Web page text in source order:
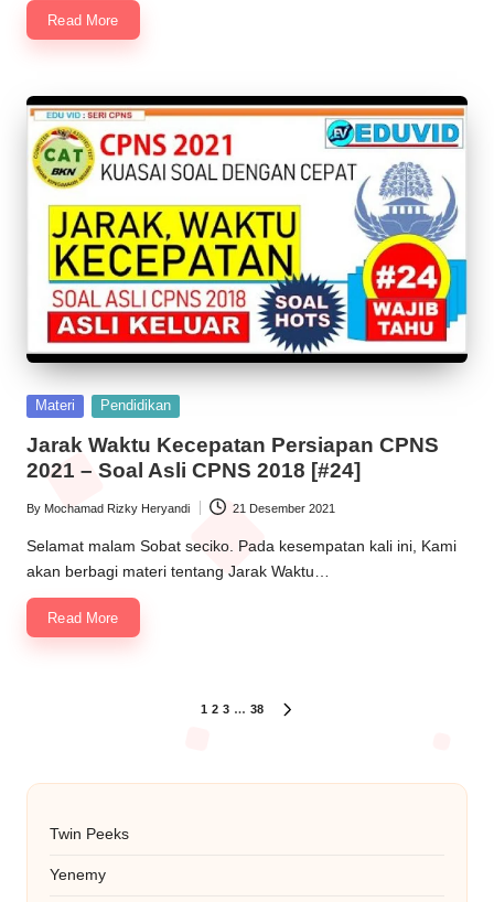
Read More
Posted
Materi Pendidikan
Jarak Waktu Kecepatan Persiapan CPNS
2021 – Soal Asli CPNS 2018 [#24]
Posted
by
By Mochamad Rizky Heryandi 21 Desember 2021
Selamat malam Sobat seciko. Pada kesempatan kali ini, Kami
akan berbagi materi tentang Jarak Waktu…
Read More
1 2 3 … 38
Twin Peeks
Yenemy